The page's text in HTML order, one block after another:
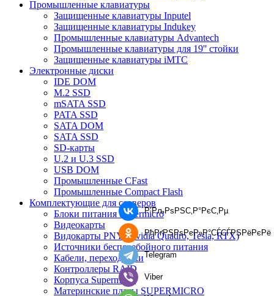
Промышленные клавиатуры
Защищенные клавиатуры Inputel
Защищенные клавиатуры Indukey
Промышленные клавиатуры Advantech
Промышленные клавиатуры для 19'' стойки
Защищенные клавиатуры iMTC
Электронные диски
IDE DOM
M.2 SSD
mSATA SSD
PATA SSD
SATA DOM
SATA SSD
SD-карты
U.2 и U.3 SSD
USB DOM
Промышленные CFast
Промышленные Compact Flash
Комплектующие для серверов
Блоки питания Supermicro
Видеокарты
Видокарты PNY (Nvidia Quadro, Tesla, RTX)
Источники бесперебойного питания
Кабели, переходники
Контроллеры RAID
Корпуса Supermicro
Материнские платы SUPERMICRO
Р’РљРѕРЅС‚Р°РєС‚Рµ
РћРґРЅРѕРєР»Р°СЃСЃРЅРёРєРё
Telegram
Viber